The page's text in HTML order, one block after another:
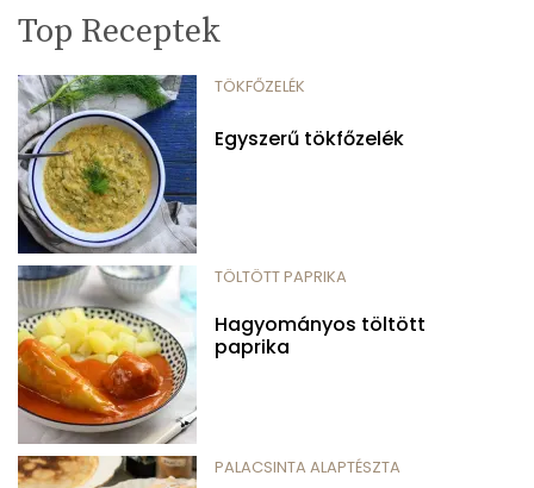
Top Receptek
TÖKFŐZELÉK
Egyszerű tökfőzelék
TÖLTÖTT PAPRIKA
Hagyományos töltött
paprika
PALACSINTA ALAPTÉSZTA